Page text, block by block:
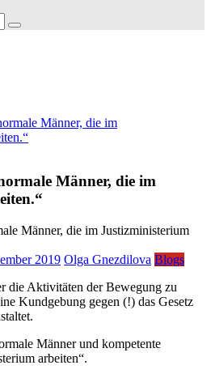
Männer, die im
Männer, die im
2019 Olga Gnezdilova Blogs
die Aktivitäten der Bewegung zu
Kundgebung gegen (!) das Gesetz
Männer und kompetente
arbeiten“.